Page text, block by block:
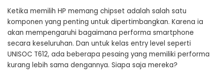
Ketika memilih HP memang chipset adalah salah satu
komponen yang penting untuk dipertimbangkan. Karena ia
akan mempengaruhi bagaimana performa smartphone
secara keseluruhan. Dan untuk kelas entry level seperti
UNISOC T612, ada beberapa pesaing yang memiliki performa
kurang lebih sama dengannya. Siapa saja mereka?